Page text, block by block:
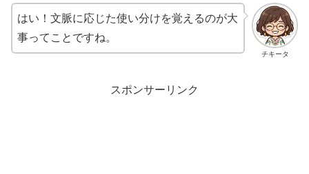
チキータ
はい！文脈に応じた使い分けを覚えるのが大
事ってことですね。
スポンサーリンク